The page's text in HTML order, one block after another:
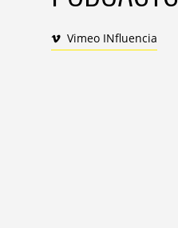
Vimeo INfluencia